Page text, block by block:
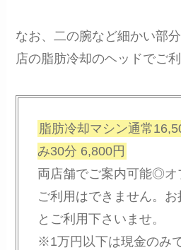
なお、二の腕など細かい部
店の脂肪冷却のヘッドでご
脂肪冷却マシン通常
み30分 6,800円
両店舗でご案内可能◎オ
ご利用はできません。お
とご利用下さいませ。
※1万円以下は現金のみ